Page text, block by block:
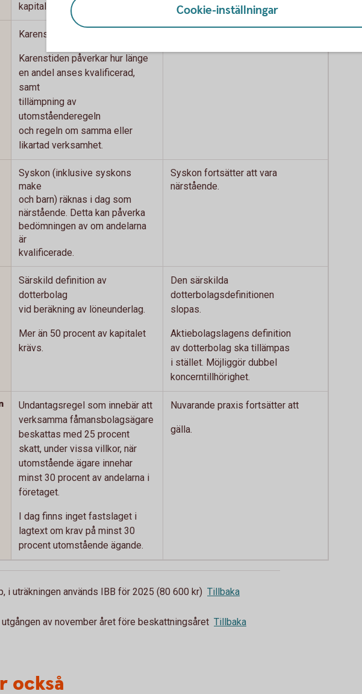
kapitalvinst.
Karensperiod på 5 kalenderår.
Karenstiden påverkar hur länge
en andel anses kvalificerad,
samt
tillämpning av
utomståenderegeln
och regeln om samma eller
likartad verksamhet.
Syskon (inklusive syskons
make
och barn) räknas i dag som
närstående. Detta kan påverka
bedömningen av om andelarna
är
kvalificerade.
Syskon fortsätter att vara
närstående.
Särskild definition av
dotterbolag
vid beräkning av löneunderlag.
Mer än 50 procent av kapitalet
krävs.
Den särskilda
dotterbolagsdefinitionen
slopas.
Aktiebolagslagens definition
av dotterbolag ska tillämpas
i stället. Möjliggör dubbel
koncerntillhörighet.
Undantagsregel som innebär att
verksamma fåmansbolagsägare
beskattas med 25 procent
skatt, under vissa villkor, när
utomstående ägare innehar
minst 30 procent av andelarna i
företaget.
I dag finns inget fastslaget i
lagtext om krav på minst 30
procent utomstående ägande.
Nuvarande praxis fortsätter att
gälla.
i uträkningen används IBB för 2025 (80 600 kr) Tillbaka
av november året före beskattningsåret Tillbaka
också
Cookie-inställningar